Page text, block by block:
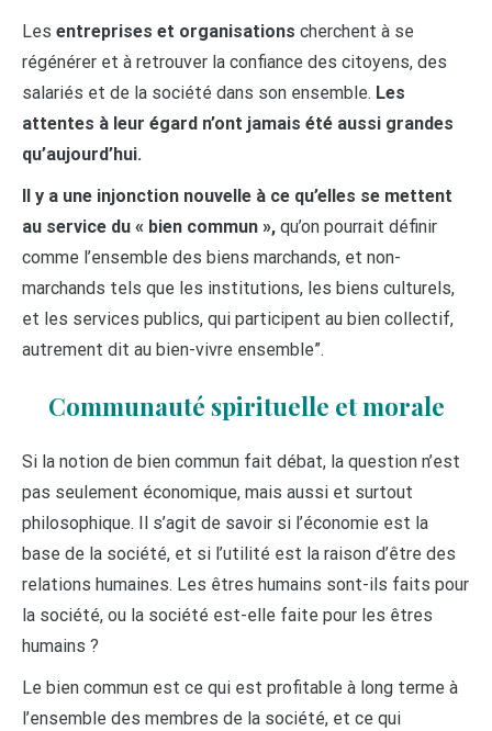
Les entreprises et organisations cherchent à se
régénérer et à retrouver la confiance des citoyens, des
salariés et de la société dans son ensemble. Les
attentes à leur égard n’ont jamais été aussi grandes
qu’aujourd’hui.
Il y a une injonction nouvelle à ce qu’elles se mettent
au service du « bien commun », qu’on pourrait définir
comme l’ensemble des biens marchands, et non-
marchands tels que les institutions, les biens culturels,
et les services publics, qui participent au bien collectif,
autrement dit au bien-vivre ensemble”.
Communauté spirituelle et morale
Si la notion de bien commun fait débat, la question n’est
pas seulement économique, mais aussi et surtout
philosophique. Il s’agit de savoir si l’économie est la
base de la société, et si l’utilité est la raison d’être des
relations humaines. Les êtres humains sont-ils faits pour
la société, ou la société est-elle faite pour les êtres
humains ?
Le bien commun est ce qui est profitable à long terme à
l’ensemble des membres de la société, et ce qui